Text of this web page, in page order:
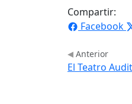
Compartir:
Facebook
Anterior
El Teatro